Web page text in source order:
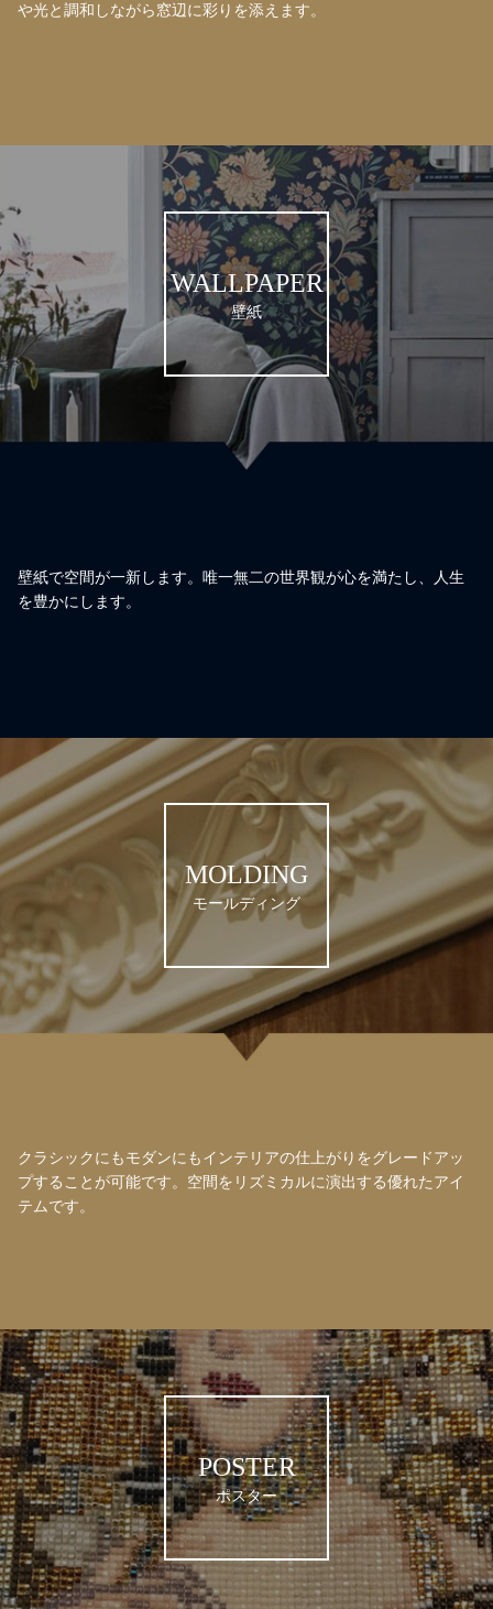
や光と調和しながら窓辺に彩りを添えます。
WALLPAPER
壁紙
壁紙で空間が一新します。唯一無二の世界観が心を満たし、人生
を豊かにします。
MOLDING
モールディング
クラシックにもモダンにもインテリアの仕上がりをグレードアッ
プすることが可能です。空間をリズミカルに演出する優れたアイ
テムです。
POSTER
ポスター